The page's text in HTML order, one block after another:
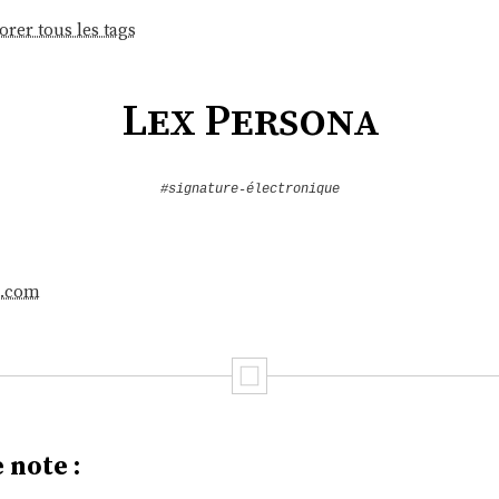
tous les tags
Lex Persona
#signature-électronique
note :